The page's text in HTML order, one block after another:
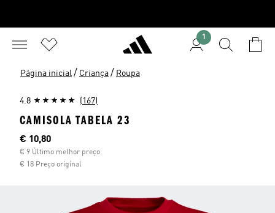
1
Página inicial / Criança / Roupa
4.8 (167)
CAMISOLA TABELA 23
Preço atual
€ 10,80
€ 9 Último melhor preço
€ 18 Preço original